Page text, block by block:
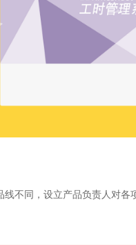
不同，设立产品负责人对